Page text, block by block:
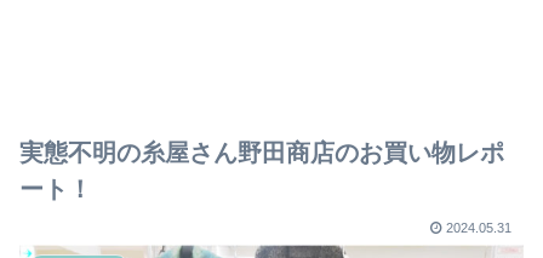
実態不明の糸屋さん野田商店のお買い物レポ
ート！
2024.05.31